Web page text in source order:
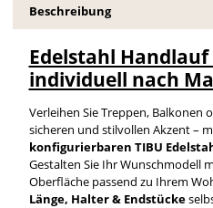
Beschreibung
Edelstahl
individuell nach
Verleihen Sie Treppen, Balkonen
sicheren und stilvollen Akzent –
konfigurierbaren TIBU
Gestalten Sie Ihr Wunschmodell
Oberfläche passend zu Ihrem
Länge, Halter & Endstücke